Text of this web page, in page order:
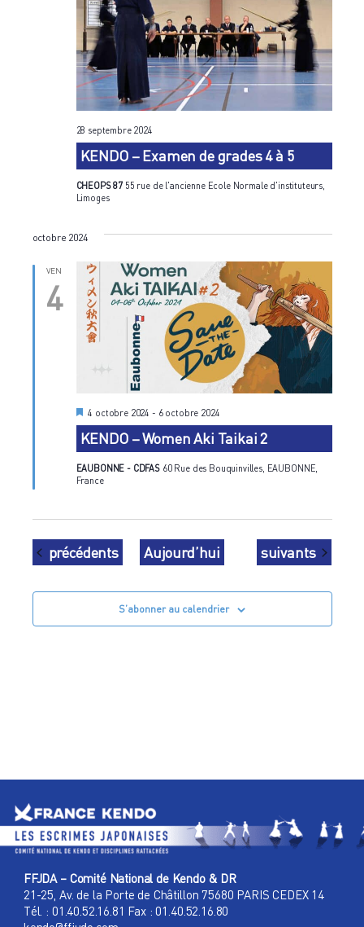
KENDO – Examen de grades 4 à 5
28 septembre 2024
CHEOPS 87 55 rue de l'ancienne Ecole Normale d'instituteurs,
Limoges
octobre 2024
VEN
4
KENDO – Women Aki Taikai 2
M
i
s
a
v
t
4 octobre 2024 - 6 octobre 2024
EAUBONNE - CDFAS 60 Rue des Bouquinvilles, EAUBONNE,
France
Évènements
précédents Aujourd’hui Évènements
suivants
S’abonner au calendrier
FFJDA – Comité National de Kendo & DR
21-25, Av. de la Porte de Châtillon 75680 PARIS CEDEX 14
Tél. : 01.40.52.16.81 Fax : 01.40.52.16.80